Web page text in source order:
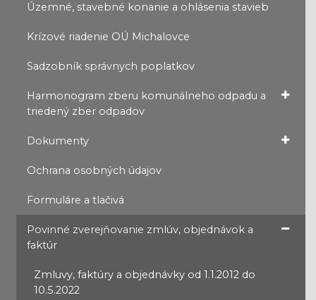
Územné, stavebné konanie a ohlásenia stavieb
Krízové riadenie OÚ Michalovce
Sadzobník správnych poplatkov
Harmonogram zberu komunálneho odpadu a
triedený zber odpadov
Dokumenty
Ochrana osobných údajov
Formuláre a tlačivá
Povinné zverejňovanie zmlúv, objednávok a
faktúr
Zmluvy, faktúry a objednávky od 1.1.2012 do
10.5.2022